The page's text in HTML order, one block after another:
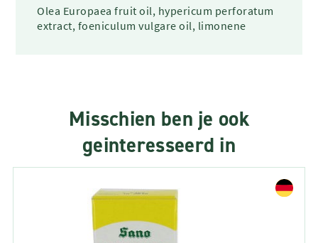
Olea Europaea fruit oil, hypericum perforatum
extract, foeniculum vulgare oil, limonene
Misschien ben je ook
geinteresseerd in